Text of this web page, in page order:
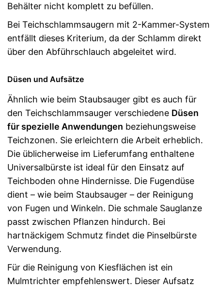
Behälter nicht komplett zu befüllen.
Bei Teichschlammsaugern mit 2-Kammer-System
entfällt dieses Kriterium, da der Schlamm direkt
über den Abführschlauch abgeleitet wird.
Düsen und Aufsätze
Ähnlich wie beim Staubsauger gibt es auch für
den Teichschlammsauger verschiedene Düsen
für spezielle Anwendungen beziehungsweise
Teichzonen. Sie erleichtern die Arbeit erheblich.
Die üblicherweise im Lieferumfang enthaltene
Universalbürste ist ideal für den Einsatz auf
Teichboden ohne Hindernisse. Die Fugendüse
dient – wie beim Staubsauger – der Reinigung
von Fugen und Winkeln. Die schmale Sauglanze
passt zwischen Pflanzen hindurch. Bei
hartnäckigem Schmutz findet die Pinselbürste
Verwendung.
Für die Reinigung von Kiesflächen ist ein
Mulmtrichter empfehlenswert. Dieser Aufsatz